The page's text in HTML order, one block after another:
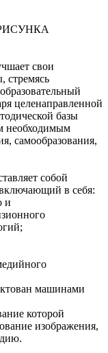
свои
стремясь
целенаправленной
базы
необходимым
самообразования,
собой
в себя:
и
машинами
которой
изображения,